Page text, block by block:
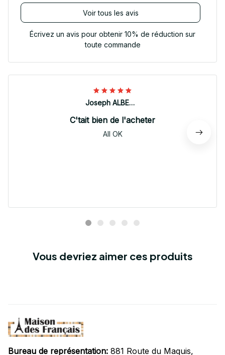
Voir tous les avis
Écrivez un avis pour obtenir 10% de réduction sur
toute commande
Joseph ALBERTINI
C'tait bien de l'acheter
All OK
Vous devriez aimer ces produits
Bureau de représentation: 881 Route du Maquis,